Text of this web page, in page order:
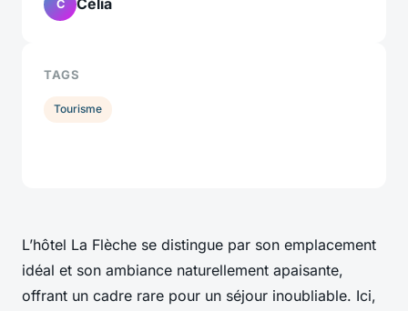
L’hôtel La Flèche se distingue par son emplacement
idéal et son ambiance naturellement apaisante,
offrant un cadre rare pour un séjour inoubliable. Ici,
C Célia
TAGS
Tourisme